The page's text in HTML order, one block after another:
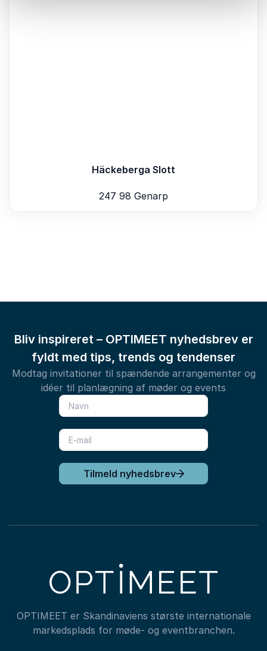
Häckeberga Slott
247 98 Genarp
Bliv inspireret – OPTIMEET nyhedsbrev er
fyldt med tips, trends og tendenser
Modtag invitationer til spændende arrangementer og
idéer til planlægning af møder og events
Tilmeld nyhedsbrev
OPTIMEET er Skandinaviens største internationale
markedsplads for møde- og eventbranchen.